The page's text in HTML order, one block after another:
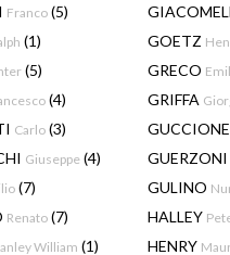
Franco (5)
(1) GOETZ
(5) GRECO
(4) GRIFFA
Carlo (3) GUCCIONE
Giuseppe (4) GUERZONI
(7) GULINO
Renato (7) HALLEY
William (1) HENRY